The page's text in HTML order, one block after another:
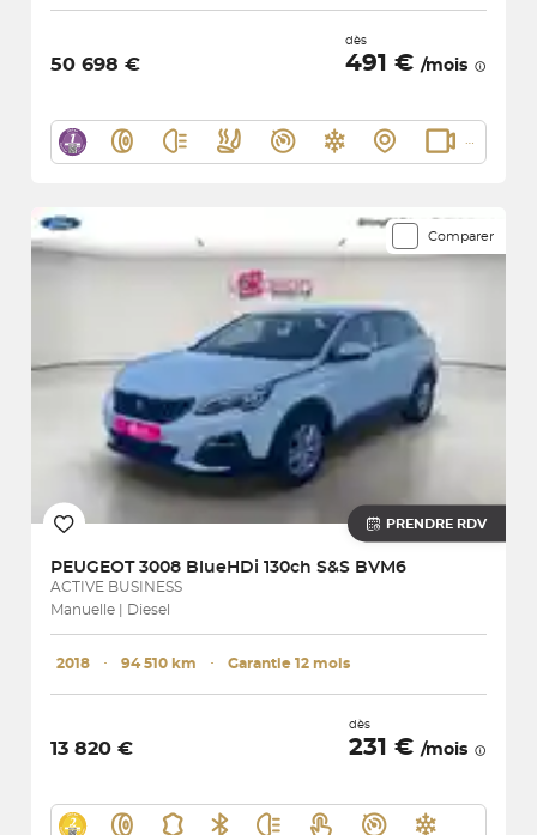
50 698 €
dès
491 € /mois
Comparer
PRENDRE RDV
PEUGEOT 3008 BlueHDi 130ch S&S BVM6
ACTIVE BUSINESS
Manuelle | Diesel
2018 ･ 94 510 km ･ Garantie 12 mois
13 820 €
dès
231 € /mois